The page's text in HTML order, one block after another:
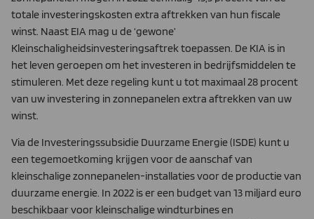
totale investeringskosten extra aftrekken van hun fiscale
winst. Naast EIA mag u de ‘gewone’
Kleinschaligheidsinvesteringsaftrek toepassen. De KIA is in
het leven geroepen om het investeren in bedrijfsmiddelen te
stimuleren. Met deze regeling kunt u tot maximaal 28 procent
van uw investering in zonnepanelen extra aftrekken van uw
winst.
Via de Investeringssubsidie Duurzame Energie (ISDE) kunt u
een tegemoetkoming krijgen voor de aanschaf van
kleinschalige zonnepanelen-installaties voor de productie van
duurzame energie. In 2022 is er een budget van 13 miljard euro
beschikbaar voor kleinschalige windturbines en